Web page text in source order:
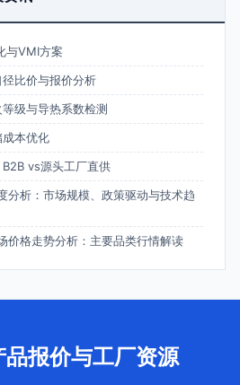
与VMI方案
比价与报价分析
级与导热系数检测
本优化
vs源头工厂直供
分析：市场规模、政策驱动与技术趋
价格走势分析：主要品类行情解读
报价与工厂资源